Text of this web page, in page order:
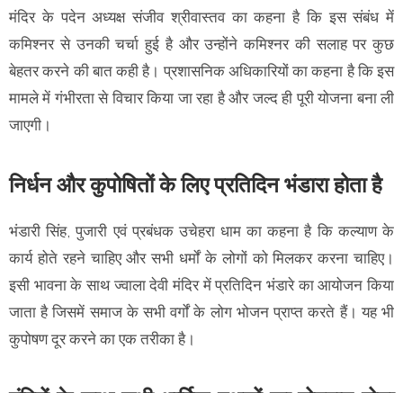
मंदिर के पदेन अध्यक्ष संजीव श्रीवास्तव का कहना है कि इस संबंध में
कमिश्नर से उनकी चर्चा हुई है और उन्होंने कमिश्नर की सलाह पर कुछ
बेहतर करने की बात कही है। प्रशासनिक अधिकारियों का कहना है कि इस
मामले में गंभीरता से विचार किया जा रहा है और जल्द ही पूरी योजना बना ली
जाएगी।
निर्धन और कुपोषितों के लिए प्रतिदिन भंडारा होता है
भंडारी सिंह, पुजारी एवं प्रबंधक उचेहरा धाम का कहना है कि कल्याण के
कार्य होते रहने चाहिए और सभी धर्मों के लोगों को मिलकर करना चाहिए।
इसी भावना के साथ ज्वाला देवी मंदिर में प्रतिदिन भंडारे का आयोजन किया
जाता है जिसमें समाज के सभी वर्गों के लोग भोजन प्राप्त करते हैं। यह भी
कुपोषण दूर करने का एक तरीका है।